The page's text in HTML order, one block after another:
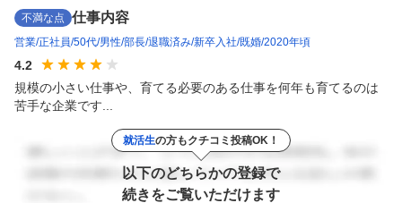
不満な点 仕事内容
営業 正社員 50代 男性 部長 退職済み 新卒入社 既婚 2020年頃
4.2
規模の小さい仕事や、育てる必要のある仕事を何年も育てるのは
苦手な企業です...
就活生の方もクチコミ投稿OK！
以下のどちらかの登録で
続きをご覧いただけます